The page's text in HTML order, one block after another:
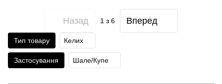
Назад 1з 6 Вперед
Тип товару Келих
Застосування Шале/Купе